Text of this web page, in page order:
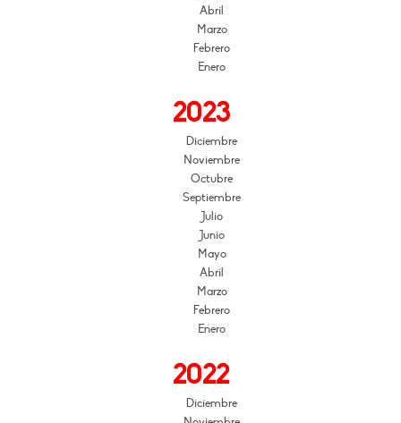
Abril
Marzo
Febrero
Enero
2023
Diciembre
Noviembre
Octubre
Septiembre
Julio
Junio
Mayo
Abril
Marzo
Febrero
Enero
2022
Diciembre